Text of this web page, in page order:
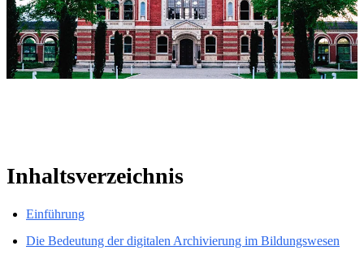
Inhaltsverzeichnis
Einführung
Die Bedeutung der digitalen Archivierung im Bildungswesen